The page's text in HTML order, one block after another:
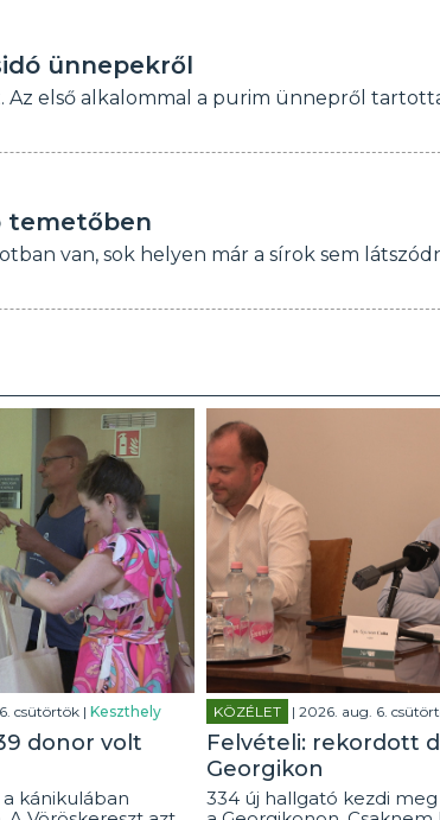
ünnepekről
első alkalommal a purim ünnepről
temetőben
van, sok helyen már a sírok sem
csütörtök | Keszthely
donor volt
kánikulában
KÖZÉLET | 2026. aug. 6.
Felvételi: rekordott
Georgikon
334 új hallgató kezdi